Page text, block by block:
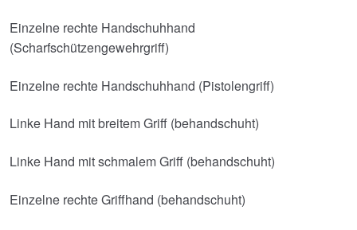
Einzelne rechte Handschuhhand
(Scharfschützengewehrgriff)
Einzelne rechte Handschuhhand (Pistolengriff)
Linke Hand mit breitem Griff (behandschuht)
Linke Hand mit schmalem Griff (behandschuht)
Einzelne rechte Griffhand (behandschuht)